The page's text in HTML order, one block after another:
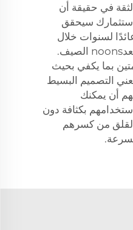
الثقة في حقيقة أن
استثمارك سيحقق
لسنوات خلال
بعدnoons الصيف.
بما يكفي بحيث
التصميم البسيط
أن يمكنك
استخدامهم بكثافة دون
القلق من كسرهم